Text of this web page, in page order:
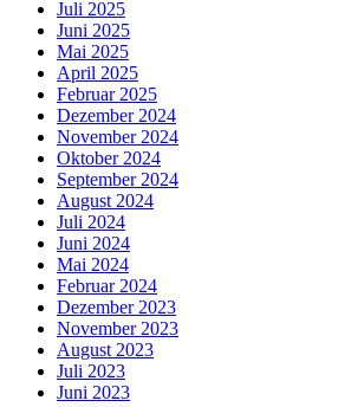
Juli 2025
Juni 2025
Mai 2025
April 2025
Februar 2025
Dezember 2024
November 2024
Oktober 2024
September 2024
August 2024
Juli 2024
Juni 2024
Mai 2024
Februar 2024
Dezember 2023
November 2023
August 2023
Juli 2023
Juni 2023